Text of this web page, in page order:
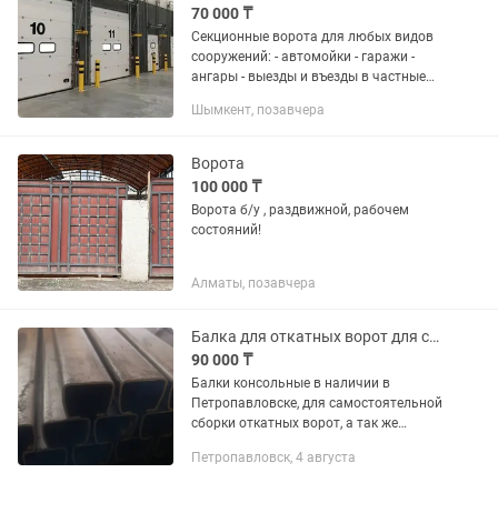
70 000 ₸
Секционные ворота для любых видов
сооружений: - автомойки - гаражи -
ангары - выезды и въезды в частные
автоматических ворот и шлагбаумов
Шымкент, позавчера
Ворота
100 000 ₸
Ворота б/у , раздвижной, рабочем
состояний!
Алматы, позавчера
Балка для откатных ворот для самостоятельной сборки
90 000 ₸
Балки консольные в наличии в
Петропавловске, для самостоятельной
сборки откатных ворот, а так же
наличии
Петропавловск, 4 августа